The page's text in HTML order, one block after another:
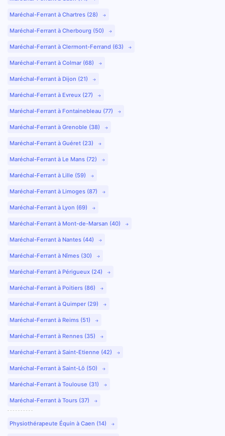
Maréchal-Ferrant à Chartres (28)
Maréchal-Ferrant à Cherbourg (50)
Maréchal-Ferrant à Clermont-Ferrand (63)
Maréchal-Ferrant à Colmar (68)
Maréchal-Ferrant à Dijon (21)
Maréchal-Ferrant à Evreux (27)
Maréchal-Ferrant à Fontainebleau (77)
Maréchal-Ferrant à Grenoble (38)
Maréchal-Ferrant à Guéret (23)
Maréchal-Ferrant à Le Mans (72)
Maréchal-Ferrant à Lille (59)
Maréchal-Ferrant à Limoges (87)
Maréchal-Ferrant à Lyon (69)
Maréchal-Ferrant à Mont-de-Marsan (40)
Maréchal-Ferrant à Nantes (44)
Maréchal-Ferrant à Nîmes (30)
Maréchal-Ferrant à Périgueux (24)
Maréchal-Ferrant à Poitiers (86)
Maréchal-Ferrant à Quimper (29)
Maréchal-Ferrant à Reims (51)
Maréchal-Ferrant à Rennes (35)
Maréchal-Ferrant à Saint-Etienne (42)
Maréchal-Ferrant à Saint-Lô (50)
Maréchal-Ferrant à Toulouse (31)
Maréchal-Ferrant à Tours (37)
Physiothérapeute Équin à Caen (14)